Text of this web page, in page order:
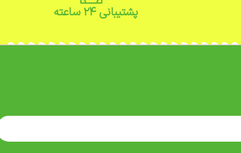
پشتیبانی ۲۴ ساعته